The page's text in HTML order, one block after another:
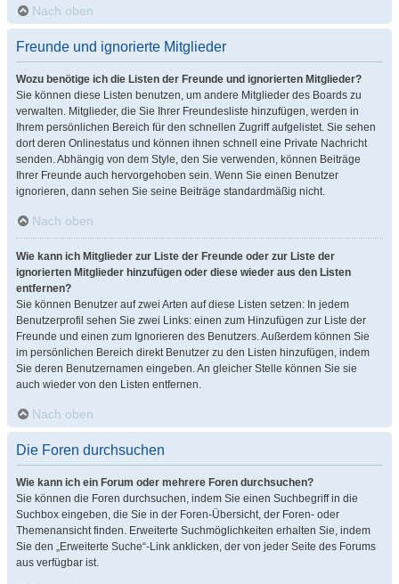
Nach oben
Freunde und ignorierte Mitglieder
Wozu benötige ich die Listen der Freunde und ignorierten Mitglieder?
Sie können diese Listen benutzen, um andere Mitglieder des Boards zu
verwalten. Mitglieder, die Sie Ihrer Freundesliste hinzufügen, werden in
Ihrem persönlichen Bereich für den schnellen Zugriff aufgelistet. Sie sehen
dort deren Onlinestatus und können ihnen schnell eine Private Nachricht
senden. Abhängig von dem Style, den Sie verwenden, können Beiträge
Ihrer Freunde auch hervorgehoben sein. Wenn Sie einen Benutzer
ignorieren, dann sehen Sie seine Beiträge standardmäßig nicht.
Nach oben
Wie kann ich Mitglieder zur Liste der Freunde oder zur Liste der
ignorierten Mitglieder hinzufügen oder diese wieder aus den Listen
entfernen?
Sie können Benutzer auf zwei Arten auf diese Listen setzen: In jedem
Benutzerprofil sehen Sie zwei Links: einen zum Hinzufügen zur Liste der
Freunde und einen zum Ignorieren des Benutzers. Außerdem können Sie
im persönlichen Bereich direkt Benutzer zu den Listen hinzufügen, indem
Sie deren Benutzernamen eingeben. An gleicher Stelle können Sie sie
auch wieder von den Listen entfernen.
Nach oben
Die Foren durchsuchen
Wie kann ich ein Forum oder mehrere Foren durchsuchen?
Sie können die Foren durchsuchen, indem Sie einen Suchbegriff in die
Suchbox eingeben, die Sie in der Foren-Übersicht, der Foren- oder
Themenansicht finden. Erweiterte Suchmöglichkeiten erhalten Sie, indem
Sie den „Erweiterte Suche“-Link anklicken, der von jeder Seite des Forums
aus verfügbar ist.